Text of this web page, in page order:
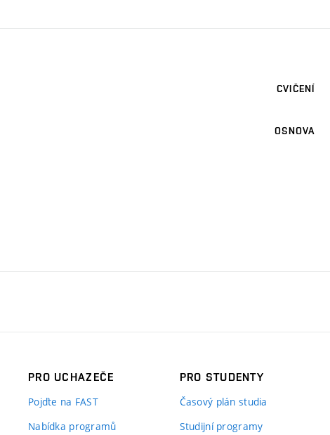
CVIČENÍ
OSNOVA
PRO UCHAZEČE
Pojďte na FAST
Nabídka programů
PRO STUDENTY
Časový plán studia
Studijní programy